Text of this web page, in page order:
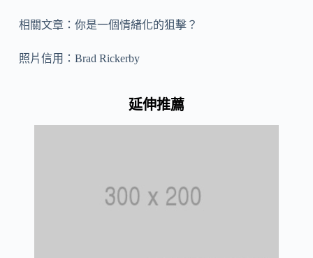
相關文章：你是一個情緒化的狙擊？
照片信用：Brad Rickerby
延伸推薦